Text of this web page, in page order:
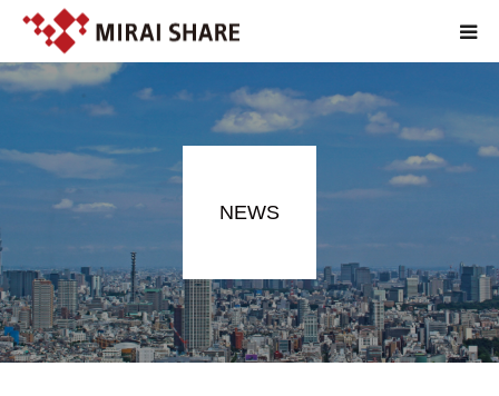
NEWS
NEWS
TECHNOLOGY
SERVICE
REPORT
ABOUT